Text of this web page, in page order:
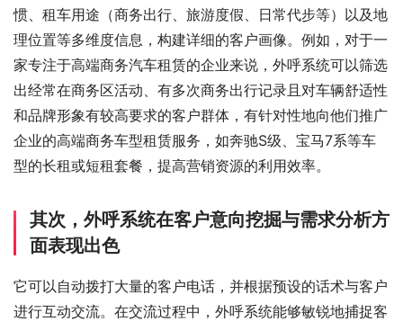
惯、租车用途（商务出行、旅游度假、日常代步等）以及地
理位置等多维度信息，构建详细的客户画像。例如，对于一
家专注于高端商务汽车租赁的企业来说，外呼系统可以筛选
出经常在商务区活动、有多次商务出行记录且对车辆舒适性
和品牌形象有较高要求的客户群体，有针对性地向他们推广
企业的高端商务车型租赁服务，如奔驰S级、宝马7系等车
型的长租或短租套餐，提高营销资源的利用效率。
其次，外呼系统在客户意向挖掘与需求分析方
面表现出色
它可以自动拨打大量的客户电话，并根据预设的话术与客户
进行互动交流。在交流过程中，外呼系统能够敏锐地捕捉客